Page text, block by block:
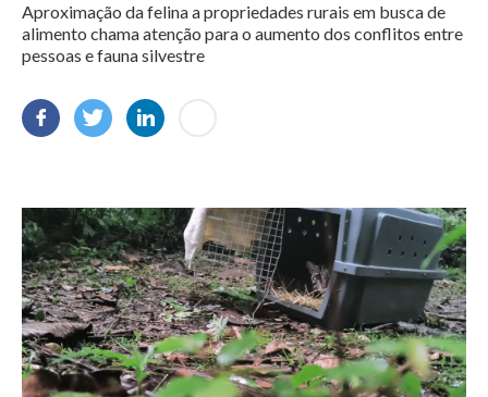
Aproximação da felina a propriedades rurais em busca de
alimento chama atenção para o aumento dos conflitos entre
pessoas e fauna silvestre